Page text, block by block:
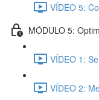
VÍDEO 5:
MÓDULO 5:
VÍDEO 1:
VÍDEO 2: